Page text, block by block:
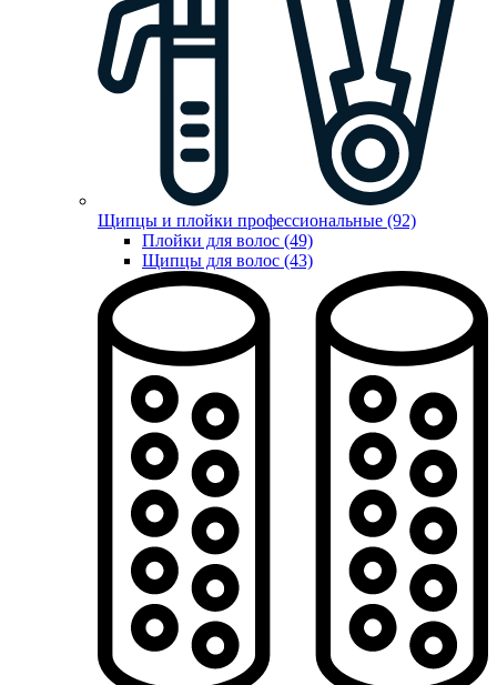
Щипцы и плойки профессиональные (92)
Плойки для волос (49)
Щипцы для волос (43)